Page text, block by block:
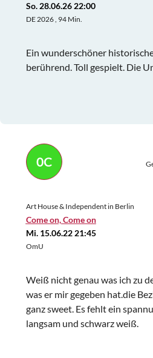
So. 28.06.26 22:00
DE 2026 , 94 Min.
Ein wunderschöner
berührend. Toll gespielt. Die
0C
Art House & Independent in Berlin
Come on, Come on
Mi. 15.06.22 21:45
OmU
Weiß nicht genau was ich zu
was er mir gegeben hat.die
ganz sweet. Es fehlt ein
langsam und schwarz weiß.